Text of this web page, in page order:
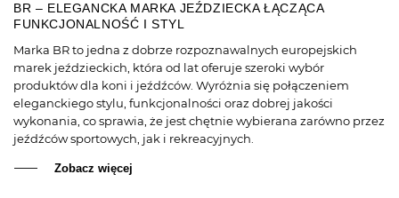
BR – ELEGANCKA MARKA JEŹDZIECKA ŁĄCZĄCA
FUNKCJONALNOŚĆ I STYL
Marka BR to jedna z dobrze rozpoznawalnych europejskich
marek jeździeckich, która od lat oferuje szeroki wybór
produktów dla koni i jeźdźców. Wyróżnia się połączeniem
eleganckiego stylu, funkcjonalności oraz dobrej jakości
wykonania, co sprawia, że jest chętnie wybierana zarówno przez
jeźdźców sportowych, jak i rekreacyjnych.
Zobacz więcej